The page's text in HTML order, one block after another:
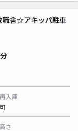
職舎☆アキッパ駐車
再入庫
可
高さ